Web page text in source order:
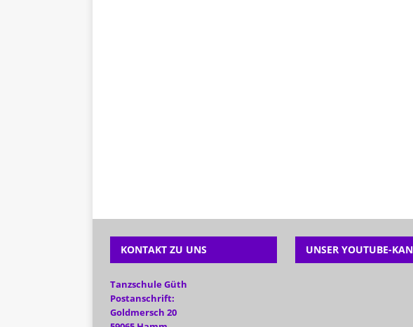
KONTAKT ZU UNS
Tanzschule Güth
Postanschrift:
Goldmersch 20
UNSER YOUTUBE-